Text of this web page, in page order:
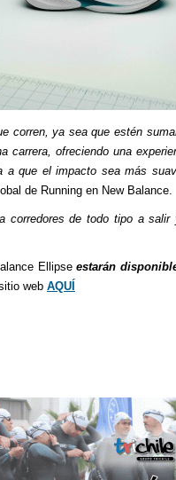
corren, ya sea que estén
carrera, ofreciendo una
a que el impacto sea más
de Running en New Balance.
corredores de todo tipo a salir
Ellipseestarán
web AQUÍ